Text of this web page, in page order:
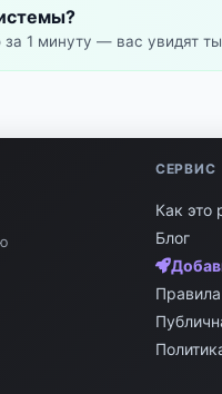
1 минуту — вас увидят
СЕРВИС
Как это
Блог